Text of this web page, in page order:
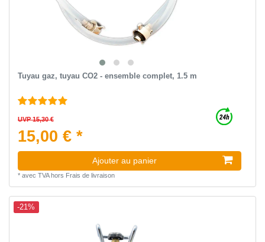
Tuyau gaz, tuyau CO2 - ensemble complet, 1.5 m
UVP 15,30 €
15,00 € *
Ajouter au panier
* avec TVAhors Frais de livraison
-21%